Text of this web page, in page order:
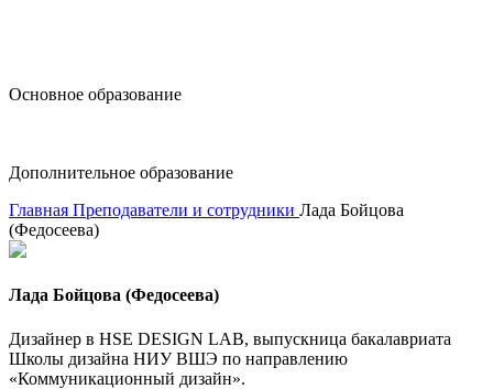
Основное образование
Дополнительное образование
Главная Преподаватели и сотрудники Лада Бойцова
(Федосеева)
Лада Бойцова (Федосеева)
Дизайнер в HSE DESIGN LAB, выпускница бакалавриата
Школы дизайна НИУ ВШЭ по направлению
«Коммуникационный дизайн‎».